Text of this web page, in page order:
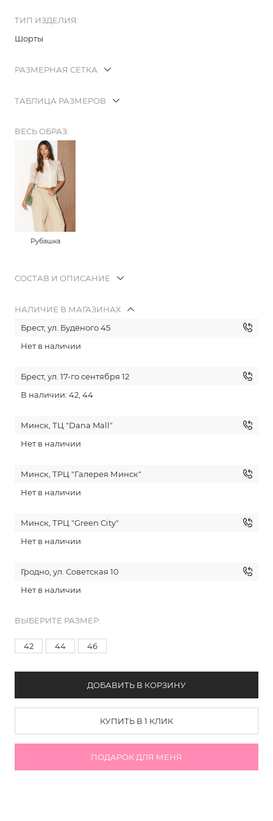
ТИП ИЗДЕЛИЯ:
Шорты
РАЗМЕРНАЯ СЕТКА
ТАБЛИЦА РАЗМЕРОВ
ВЕСЬ ОБРАЗ:
Рубашка
СОСТАВ И ОПИСАНИЕ
НАЛИЧИЕ В МАГАЗИНАХ
Брест, ул. Будёного 45
Нет в наличии
Брест, ул. 17-го сентября 12
В наличии: 42, 44
Минск, ТЦ "Dana Mall"
Нет в наличии
Минск, ТРЦ "Галерея Минск"
Нет в наличии
Минск, ТРЦ "Green City"
Нет в наличии
Гродно, ул. Советская 10
Нет в наличии
ВЫБЕРИТЕ РАЗМЕР:
42 44 46
ДОБАВИТЬ В КОРЗИНУ
КУПИТЬ В 1 КЛИК
ПОДАРОК ДЛЯ МЕНЯ